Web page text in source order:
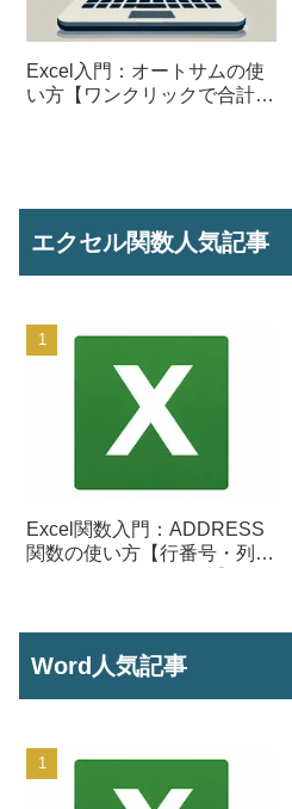
Excel入門：オートサムの使
い方【ワンクリックで合計を
エクセル関数人気記事
Excel関数入門：ADDRESS
関数の使い方【行番号・列番
Word人気記事